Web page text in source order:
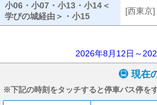
小06・小07・小13・小14＜
学びの城経由＞・小15 小06・小07・小
[西東京
2026年8月12日～
現在
※下記の時刻をタッチすると停車バス停を